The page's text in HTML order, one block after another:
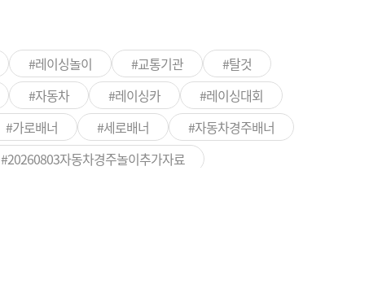
#레이싱놀이 #교통기관
#탈것
#자동차 #레이싱카
#레이싱대회
#가로배너 #세로배너
#자동차경주배너
#20260803자동차경주놀이추가자료